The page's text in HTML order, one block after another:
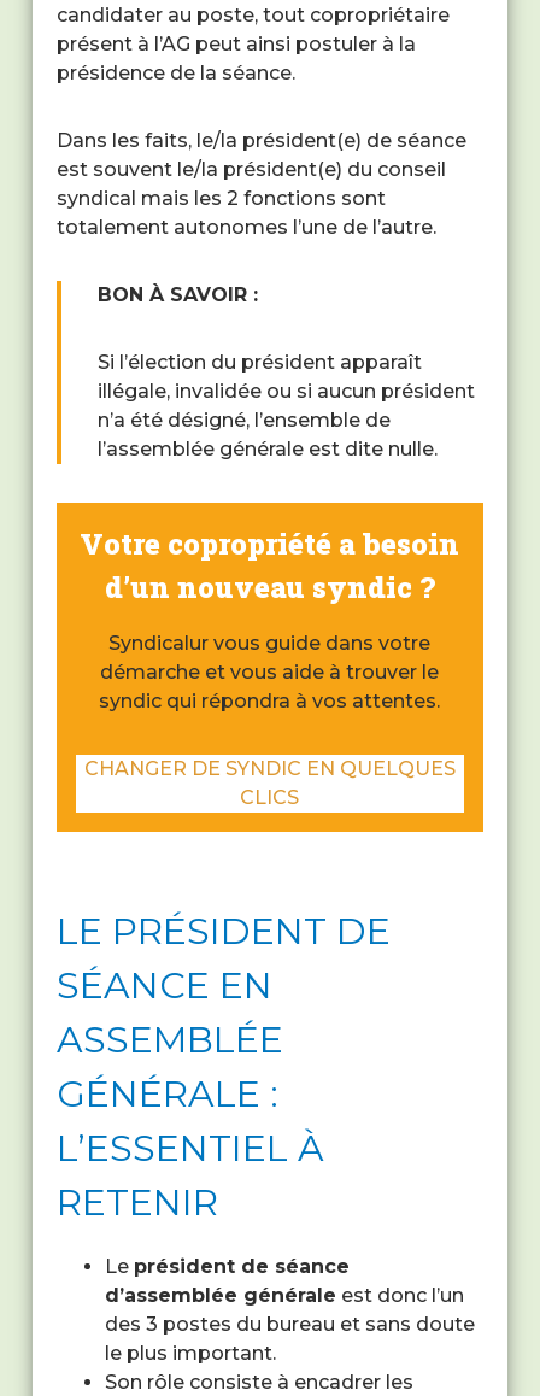
candidater au poste, tout copropriétaire
présent à l’AG peut ainsi postuler à la
présidence de la séance.
Dans les faits, le/la président(e) de séance
est souvent le/la président(e) du conseil
syndical mais les 2 fonctions sont
totalement autonomes l’une de l’autre.
BON À SAVOIR :
Si l’élection du président apparaît
illégale, invalidée ou si aucun président
n’a été désigné, l’ensemble de
l’assemblée générale est dite nulle.
Votre copropriété a besoin
d’un nouveau syndic ?
Syndicalur vous guide dans votre
démarche et vous aide à trouver le
syndic qui répondra à vos attentes.
CHANGER DE SYNDIC EN QUELQUES
CLICS
LE PRÉSIDENT DE
SÉANCE EN
ASSEMBLÉE
GÉNÉRALE :
L’ESSENTIEL À
RETENIR
Le président de séance
d’assemblée générale est donc l’un
des 3 postes du bureau et sans doute
le plus important.
Son rôle consiste à encadrer les